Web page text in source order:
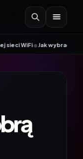
•Jak wybrać smartwatch